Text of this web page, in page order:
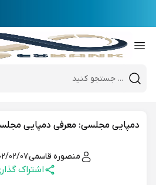
Mobile header search
دمپایی مجلسی: معرفی دمپایی
منصوره قاسمی07 22:54:03
اشتراک